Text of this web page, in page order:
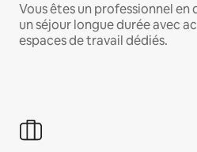
Vous êtes un professionnel
un séjour longue durée avec
espaces de travail dédiés.